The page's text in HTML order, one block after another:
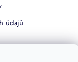
údajů